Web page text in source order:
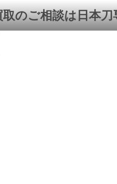
のご相談は日本刀